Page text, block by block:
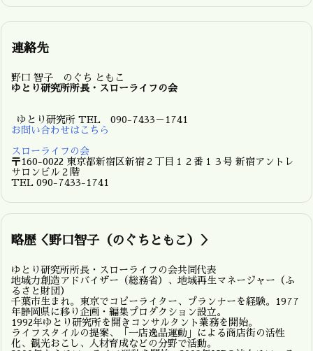
連絡先
野口 智子 のぐち ともこ
ゆとり研究所所長・スローライフの会
ゆとり研究所 TEL 090-7433－1741
お問い合わせはこちら
スローライフの会
〒160-0022 東京都新宿区新宿２丁目１２番１３号 新宿アントレ
サロンビル２階
TEL 090-7433-1741
略歴＜野口智子（のぐちともこ）＞
ゆとり研究所所長・スローライフの会共同代表
地域力創造アドバイザー（総務省）、地域再生マネージャー（ふ
るさと財団）
千葉市生まれ。東京でコピーライター、プランナーを経験。1977
年静岡県に移り企画・編集プロダクション設立。
1992年ゆとり研究所を開きコンサルタント業務を開始。
ライフスタイルの提案、「一店逸品運動」による商店街の活性
化、観光おこし、人材育成などの分野で活動。